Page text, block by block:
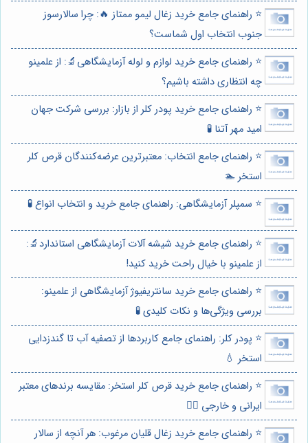
⭐️ راهنمای جامع خرید زغال لیمو ممتاز 🔥: چرا سالارسوز
جنوب انتخاب اول شماست؟
⭐️ راهنمای جامع خرید لوازم و لوله آزمایشگاهی🔬: از علمینو
چه انتظاری داشته باشیم؟
⭐️ راهنمای جامع خرید پودر کلر از بازار: بررسی شرکت جهان
امید مهر آتنا 🧪
⭐️ راهنمای جامع انتخاب: معتبرترین عرضه‌کنندگان قرص کلر
استخر 🏊
⭐️ سمپلر آزمایشگاهی: راهنمای جامع خرید و انتخاب انواع 🧪
⭐️ راهنمای جامع خرید شیشه آلات آزمایشگاهی استاندارد🔬:
از علمینو با خیال راحت خرید کنید!
⭐️ راهنمای جامع خرید سانتریفیوژ آزمایشگاهی از علمینو:
بررسی ویژگی‌ها و نکات کلیدی 🧪
⭐️ پودر کلر: راهنمای جامع کاربردها از تصفیه آب تا گندزدایی
استخر 💧
⭐️ راهنمای جامع خرید قرص کلر استخر: مقایسه برندهای معتبر
ایرانی و خارجی 🏊‍♂️
⭐️ راهنمای جامع خرید زغال قلیان مرغوب: هر آنچه از سالار